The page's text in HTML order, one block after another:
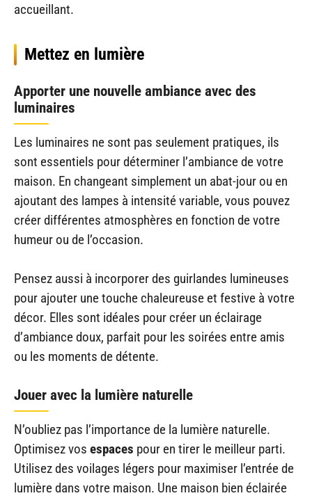
accueillant.
Mettez en lumière
Apporter une nouvelle ambiance avec des
luminaires
Les luminaires ne sont pas seulement pratiques, ils
sont essentiels pour déterminer l’ambiance de votre
maison. En changeant simplement un abat-jour ou en
ajoutant des lampes à intensité variable, vous pouvez
créer différentes atmosphères en fonction de votre
humeur ou de l’occasion.
Pensez aussi à incorporer des guirlandes lumineuses
pour ajouter une touche chaleureuse et festive à votre
décor. Elles sont idéales pour créer un éclairage
d’ambiance doux, parfait pour les soirées entre amis
ou les moments de détente.
Jouer avec la lumière naturelle
N’oubliez pas l’importance de la lumière naturelle.
Optimisez vos espaces pour en tirer le meilleur parti.
Utilisez des voilages légers pour maximiser l’entrée de
lumière dans votre maison. Une maison bien éclairée